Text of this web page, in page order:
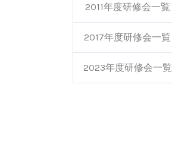
2011年度研修会一覧
2017年度研修会一覧
2023年度研修会一覧